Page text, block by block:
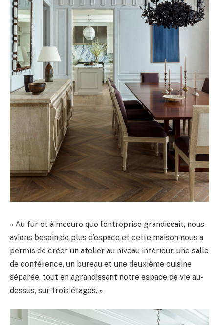
« Au fur et à mesure que l’entreprise grandissait, nous
avions besoin de plus d’espace et cette maison nous a
permis de créer un atelier au niveau inférieur, une salle
de conférence, un bureau et une deuxième cuisine
séparée, tout en agrandissant notre espace de vie au-
dessus, sur trois étages. »